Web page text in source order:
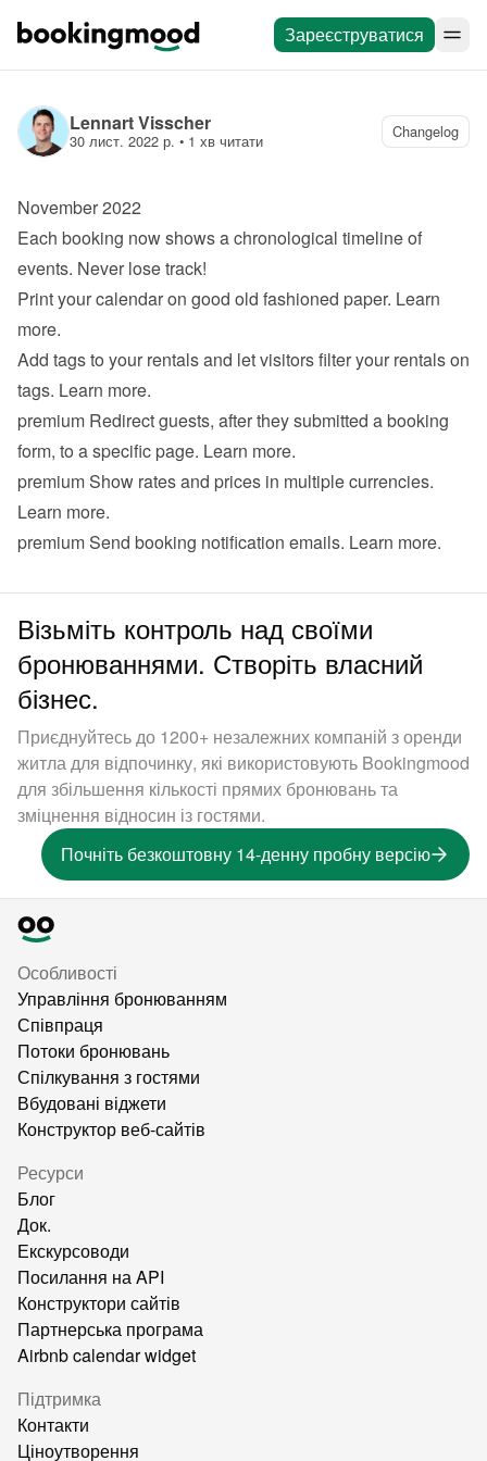
Зареєструватися
Lennart Visscher
30 лист. 2022 р. • 1 хв читати Changelog
November 2022
Each booking now shows a chronological timeline of
events. Never lose track!
Print your calendar on good old fashioned paper. Learn
more.
Add tags to your rentals and let visitors filter your rentals on
tags. Learn more.
premium Redirect guests, after they submitted a booking
form, to a specific page. Learn more.
premium
Learn more.
premium Send booking notification emails. Learn more.
Візьміть контроль над своїми
бронюваннями. Створіть власний
бізнес.
Приєднуйтесь до 1200+ незалежних компаній з оренди
житла для відпочинку, які використовують Bookingmood
для збільшення кількості прямих бронювань та
зміцнення відносин із гостями.
Почніть безкоштовну 14-денну пробну версію
Особливості
Управління бронюванням
Співпраця
Потоки бронювань
Спілкування з гостями
Вбудовані віджети
Конструктор веб-сайтів
Ресурси
Блог
Док.
Екскурсоводи
Посилання на API
Конструктори сайтів
Партнерська програма
Airbnb calendar widget
Підтримка
Контакти
Ціноутворення